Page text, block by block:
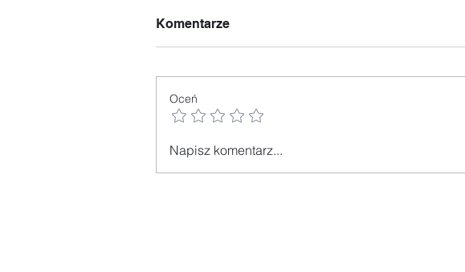
Wniosek o warunki
Komentarze
Oceń
Napisz komentarz...